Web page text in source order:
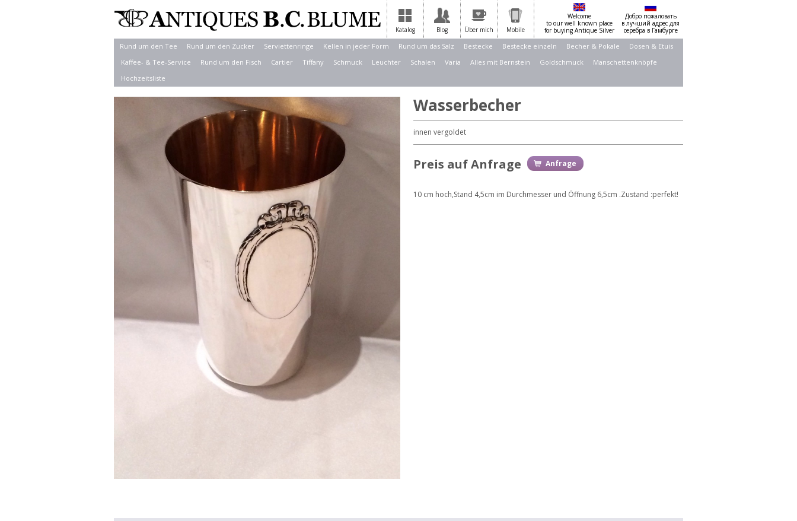
Katalog Blog Über mich Mobile
Welcome
to our well known place
for buying Antique Silver
Добро пожаловать
в лучший адрес для
серебра в Гамбурге
Rund um den Tee Rund um den Zucker Serviettenringe Kellen in jeder Form Rund um das Salz Bestecke Bestecke einzeln Becher & Pokale
Dosen & Etuis
Kaffee- & Tee-Service
Rund um den Fisch Cartier Tiffany Schmuck Leuchter Schalen Varia Alles mit Bernstein Goldschmuck
Manschettenknöpfe
Hochzeitsliste
Wasserbecher
innen vergoldet
Preis auf Anfrage Anfrage
10 cm hoch,Stand 4,5cm im Durchmesser und Öffnung 6,5cm .Zustand :perfekt!